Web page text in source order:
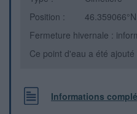
Position :
Fermeture hivernale :
Ce point d'eau a été ajouté
Informations